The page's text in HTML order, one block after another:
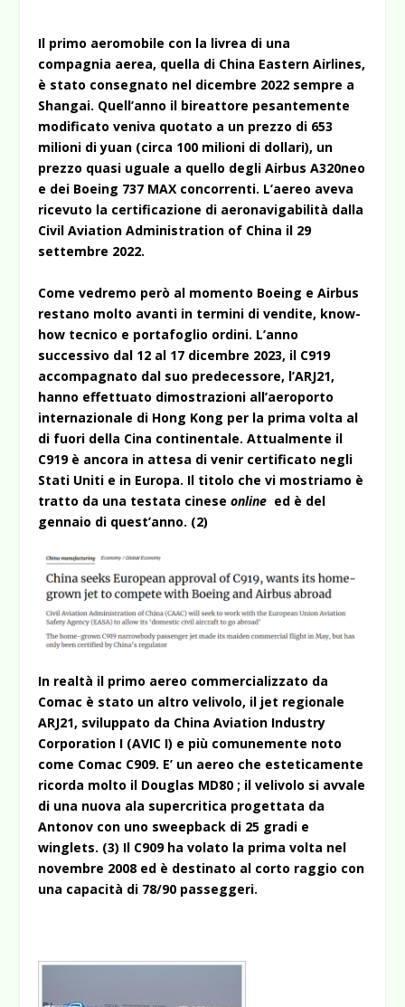
Il primo aeromobile con la livrea di una
compagnia aerea, quella di China Eastern Airlines,
è stato consegnato nel dicembre 2022 sempre a
Shangai. Quell’anno il bireattore pesantemente
modificato veniva quotato a un prezzo di 653
milioni di yuan (circa 100 milioni di dollari), un
prezzo quasi uguale a quello degli Airbus A320neo
e dei Boeing 737 MAX concorrenti. L’aereo aveva
ricevuto la certificazione di aeronavigabilità dalla
Civil Aviation Administration of China il 29
settembre 2022.
Come vedremo però al momento Boeing e Airbus
restano molto avanti in termini di vendite, know-
how tecnico e portafoglio ordini. L’anno
successivo dal 12 al 17 dicembre 2023, il C919
accompagnato dal suo predecessore, l’ARJ21,
hanno effettuato dimostrazioni all’aeroporto
internazionale di Hong Kong per la prima volta al
di fuori della Cina continentale. Attualmente il
C919 è ancora in attesa di venir certificato negli
Stati Uniti e in Europa. Il titolo che vi mostriamo è
tratto da una testata cineseonline ed è del
gennaio di quest’anno. (2)
In realtà il primo aereo commercializzato da
Comac è stato un altro velivolo, il jet regionale
ARJ21, sviluppato da China Aviation Industry
Corporation I (AVIC I) e più comunemente noto
come Comac C909. E’ un aereo che esteticamente
ricorda molto il Douglas MD80 ; il velivolo si avvale
di una nuova ala supercritica progettata da
Antonov con uno sweepback di 25 gradi e
winglets. (3) Il C909 ha volato la prima volta nel
novembre 2008 ed è destinato al corto raggio con
una capacità di 78/90 passeggeri.